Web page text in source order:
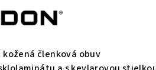
členková obuv